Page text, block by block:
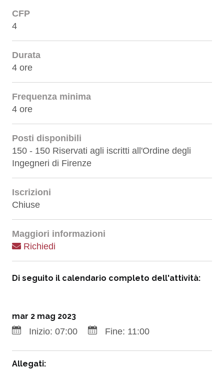
CFP
4
Durata
4 ore
Frequenza minima
4 ore
Posti disponibili
150 - 150 Riservati agli iscritti all'Ordine degli
Ingegneri di Firenze
Iscrizioni
Chiuse
Maggiori informazioni
Richiedi
Di seguito il calendario completo dell'attività:
mar 2 mag 2023
Inizio: 07:00 Fine: 11:00
Allegati: